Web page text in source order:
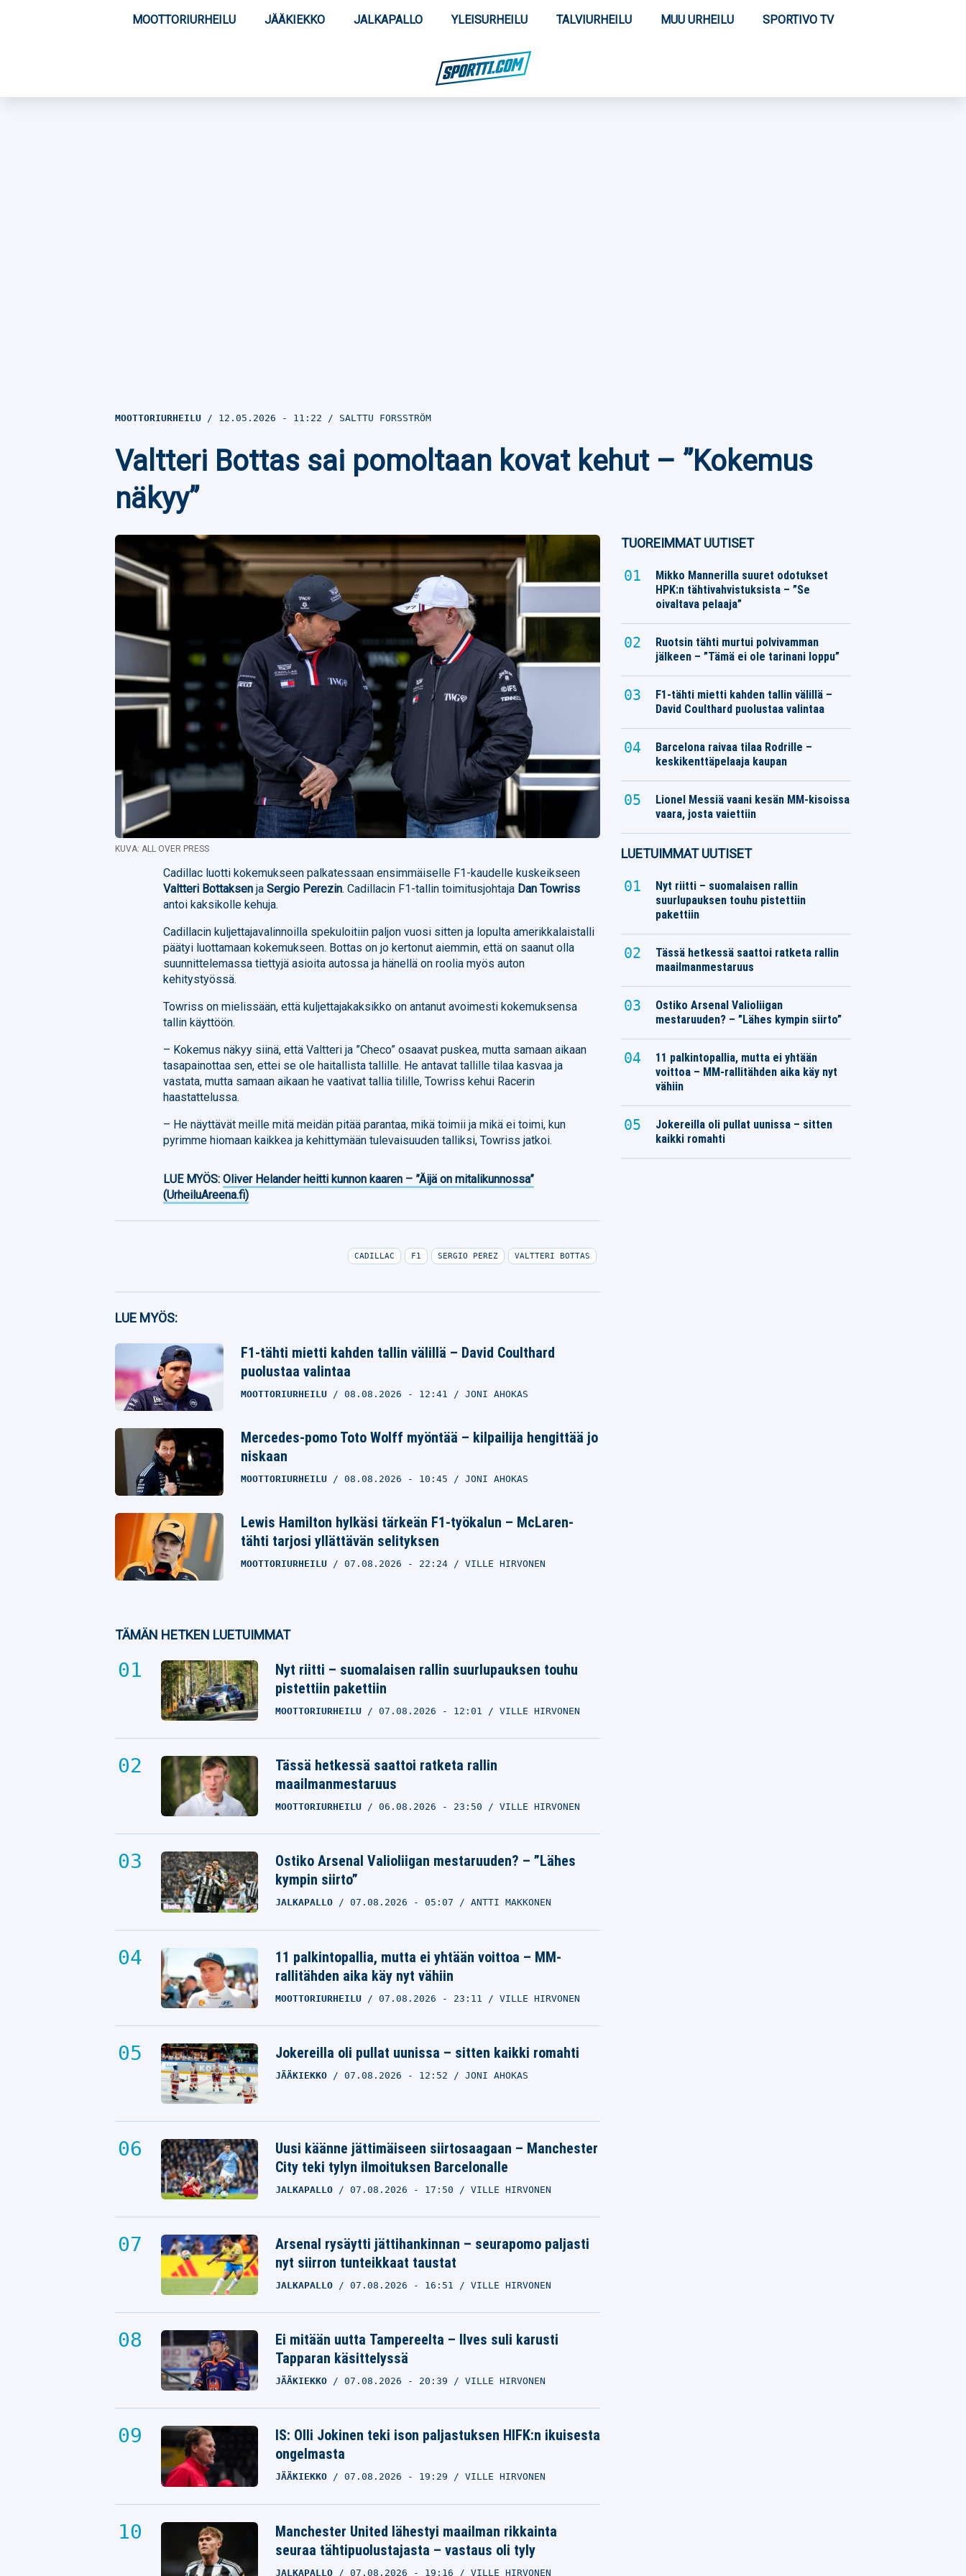
MOOTTORIURHEILU JÄÄKIEKKO JALKAPALLO YLEISURHEILU TALVIURHEILU MUU URHEILU SPORTIVO TV
MOOTTORIURHEILU 12.05.2026 - 11:22 SALTTU FORSSTRÖM
Valtteri Bottas sai pomoltaan kovat kehut – ”Kokemus
näkyy”
KUVA: ALL OVER PRESS
Cadillac luotti kokemukseen palkatessaan ensimmäiselle F1-kaudelle kuskeikseen
Valtteri Bottaksen jaSergio Perezin. Cadillacin F1-tallin toimitusjohtaja Dan Towriss
antoi kaksikolle kehuja.
Cadillacin kuljettajavalinnoilla spekuloitiin paljon vuosi sitten ja lopulta amerikkalaistalli
päätyi luottamaan kokemukseen. Bottas on jo kertonut aiemmin, että on saanut olla
suunnittelemassa tiettyjä asioita autossa ja hänellä on roolia myös auton
kehitystyössä.
Towriss on mielissään, että kuljettajakaksikko on antanut avoimesti kokemuksensa
tallin käyttöön.
– Kokemus näkyy siinä, että Valtteri ja ”Checo” osaavat puskea, mutta samaan aikaan
tasapainottaa sen, ettei se ole haitallista tallille. He antavat tallille tilaa kasvaa ja
vastata, mutta samaan aikaan he vaativat tallia tilille, Towriss kehui Racerin
haastattelussa.
– He näyttävät meille mitä meidän pitää parantaa, mikä toimii ja mikä ei toimi, kun
pyrimme hiomaan kaikkea ja kehittymään tulevaisuuden talliksi, Towriss jatkoi.
LUE MYÖS:Oliver Helander heitti kunnon kaaren – ”Äijä on mitalikunnossa”
(UrheiluAreena.fi)
Facebook
Twitter
Whatsapp
CADILLAC F1 SERGIO PEREZ VALTTERI BOTTAS
LUE MYÖS:
F1-tähti mietti kahden tallin välillä – David Coulthard
puolustaa valintaa
MOOTTORIURHEILU 08.08.2026 - 12:41 JONI AHOKAS
Mercedes-pomo Toto Wolff myöntää – kilpailija hengittää jo
niskaan
MOOTTORIURHEILU 08.08.2026 - 10:45 JONI AHOKAS
Lewis Hamilton hylkäsi tärkeän F1-työkalun – McLaren-
tähti tarjosi yllättävän selityksen
MOOTTORIURHEILU 07.08.2026 - 22:24 VILLE HIRVONEN
TÄMÄN HETKEN LUETUIMMAT
Nyt riitti – suomalaisen rallin suurlupauksen touhu
pistettiin pakettiin
MOOTTORIURHEILU 07.08.2026 - 12:01 VILLE HIRVONEN
Tässä hetkessä saattoi ratketa rallin
maailmanmestaruus
MOOTTORIURHEILU 06.08.2026 - 23:50 VILLE HIRVONEN
Ostiko Arsenal Valioliigan mestaruuden? – ”Lähes
kympin siirto”
JALKAPALLO 07.08.2026 - 05:07 ANTTI MAKKONEN
11 palkintopallia, mutta ei yhtään voittoa – MM-
rallitähden aika käy nyt vähiin
MOOTTORIURHEILU 07.08.2026 - 23:11 VILLE HIRVONEN
Jokereilla oli pullat uunissa – sitten kaikki romahti
JÄÄKIEKKO 07.08.2026 - 12:52 JONI AHOKAS
Uusi käänne jättimäiseen siirtosaagaan – Manchester
City teki tylyn ilmoituksen Barcelonalle
JALKAPALLO 07.08.2026 - 17:50 VILLE HIRVONEN
Arsenal rysäytti jättihankinnan – seurapomo paljasti
nyt siirron tunteikkaat taustat
JALKAPALLO 07.08.2026 - 16:51 VILLE HIRVONEN
Ei mitään uutta Tampereelta – Ilves suli karusti
Tapparan käsittelyssä
JÄÄKIEKKO 07.08.2026 - 20:39 VILLE HIRVONEN
IS: Olli Jokinen teki ison paljastuksen HIFK:n ikuisesta
ongelmasta
JÄÄKIEKKO 07.08.2026 - 19:29 VILLE HIRVONEN
Manchester United lähestyi maailman rikkainta
seuraa tähtipuolustajasta – vastaus oli tyly
JALKAPALLO 07.08.2026 - 19:16 VILLE HIRVONEN
TUOREIMMAT UUTISET
Mikko Mannerilla suuret odotukset
HPK:n tähtivahvistuksista – ”Se
oivaltava pelaaja”
Ruotsin tähti murtui polvivamman
jälkeen – ”Tämä ei ole tarinani loppu”
F1-tähti mietti kahden tallin välillä –
David Coulthard puolustaa valintaa
Barcelona raivaa tilaa Rodrille –
keskikenttäpelaaja kaupan
Lionel Messiä vaani kesän MM-kisoissa
vaara, josta vaiettiin
LUETUIMMAT UUTISET
Nyt riitti – suomalaisen rallin
suurlupauksen touhu pistettiin
pakettiin
Tässä hetkessä saattoi ratketa rallin
maailmanmestaruus
Ostiko Arsenal Valioliigan
mestaruuden? – ”Lähes kympin siirto”
11 palkintopallia, mutta ei yhtään
voittoa – MM-rallitähden aika käy nyt
vähiin
Jokereilla oli pullat uunissa – sitten
kaikki romahti